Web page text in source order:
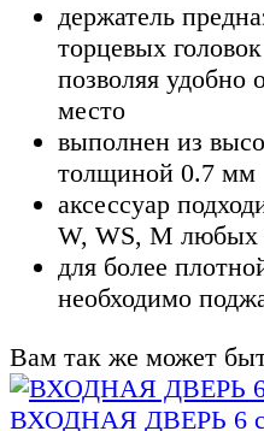
держатель
торцевых
позволяя удобно
место
выполнен из
толщиной 0.7 мм
аксессуар
W, WS, M любых
для более
необходимо
Вам так же может
ВХОДНАЯ ДВЕРЬ 6